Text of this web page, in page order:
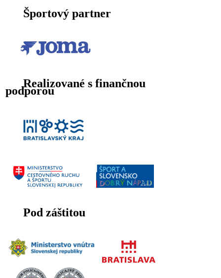
Športový partner
Realizované s finančnou
podporou
Pod záštitou